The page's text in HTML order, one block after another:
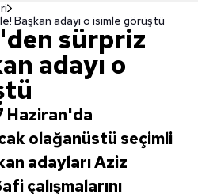
Başkan adayı o isimle görüştü
sürpriz
adayı o
Haziran'da
olağanüstü seçimli
adayları Aziz
çalışmalarını